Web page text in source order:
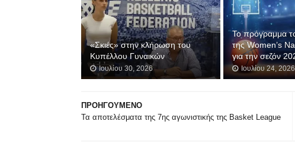
«Σκιές» στην κλήρωση του
Κυπέλλου Γυναικών
Ιουλίου 30, 2026
Το πρόγραμμα
της Women’s
για την σεζόν
Ιουλίου 24, 2026
ΠΡΟΗΓΟΥΜΕΝΟ
Τα αποτελέσματα της 7ης αγωνιστικής της Basket League